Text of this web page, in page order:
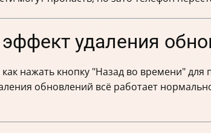
удаления
нажать кнопку "Назад во времени"
обновлений всё работает